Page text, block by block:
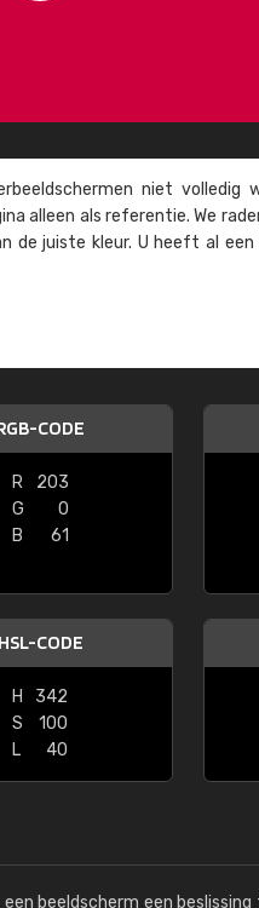
niet volledig
alleen als referentie. We
de juiste kleur. U heeft al een
CODE
R
203
G
0
B
61
HSL-CODE
H
342
S
100
L
40
beeldscherm een
"Super snelle